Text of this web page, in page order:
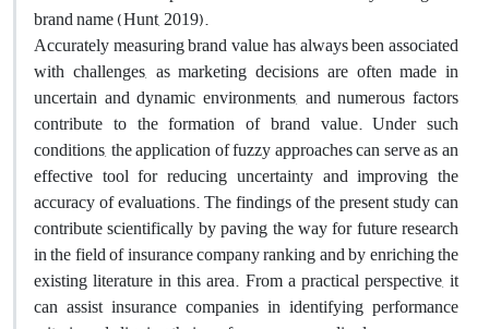
brand name (Hunt, 2019).
Accurately measuring brand value has always been associated
with challenges, as marketing decisions are often made in
uncertain and dynamic environments, and numerous factors
contribute to the formation of brand value. Under such
conditions, the application of fuzzy approaches can serve as an
effective tool for reducing uncertainty and improving the
accuracy of evaluations. The findings of the present study can
contribute scientifically by paving the way for future research
in the field of insurance company ranking and by enriching the
existing literature in this area. From a practical perspective, it
can assist insurance companies in identifying performance